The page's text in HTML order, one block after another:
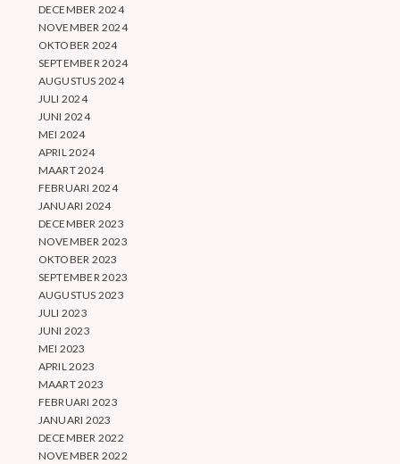
DECEMBER 2024
NOVEMBER 2024
OKTOBER 2024
SEPTEMBER 2024
AUGUSTUS 2024
JULI 2024
JUNI 2024
MEI 2024
APRIL 2024
MAART 2024
FEBRUARI 2024
JANUARI 2024
DECEMBER 2023
NOVEMBER 2023
OKTOBER 2023
SEPTEMBER 2023
AUGUSTUS 2023
JULI 2023
JUNI 2023
MEI 2023
APRIL 2023
MAART 2023
FEBRUARI 2023
JANUARI 2023
DECEMBER 2022
NOVEMBER 2022